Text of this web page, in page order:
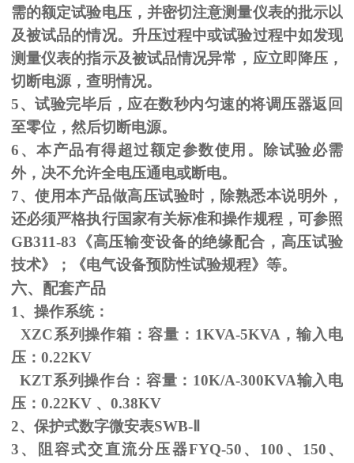
需的额定试验电压，并密切注意测量仪表的批示以
及被试品的情况。升压过程中或试验过程中如发现
测量仪表的指示及被试品情况异常，应立即降压，
切断电源，查明情况。
5、试验完毕后，应在数秒内匀速的将调压器返回
至零位，然后切断电源。
6、本产品有得超过额定参数使用。除试验必需
外，决不允许全电压通电或断电。
7、使用本产品做高压试验时，除熟悉本说明外，
还必须严格执行国家有关标准和操作规程，可参照
GB311-83 《高压输变设备的绝缘配合，高压试验
技术》；《电气设备预防性试验规程》等。
六、配套产品
1、操作系统：
XZC系列操作箱：容量： 1KVA-5KVA ，输入电
压： 0.22KV
KZT系列操作台：容量： 10K/A-300KVA输入电
压： 0.22KV 、 0.38KV
2、保护式数字微安表SWB-
3、阻容式交直流分压器FYQ-50 、 100 、 150 、